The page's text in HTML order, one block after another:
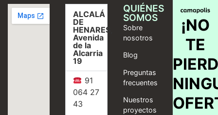
ALCALÁ
DE
HENARES,
Avenida
de la
Alcarria
19
91
064 27
43
QUIÉNES
SOMOS
Sobre
nosotros
Blog
Preguntas
frecuentes
Nuestros
proyectos
¡NO
TE